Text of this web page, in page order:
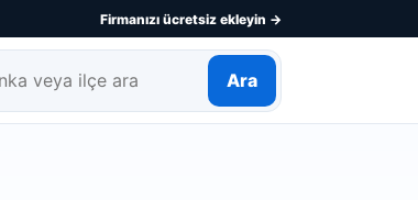
Firmanızı ücretsiz ekleyin →
Ara